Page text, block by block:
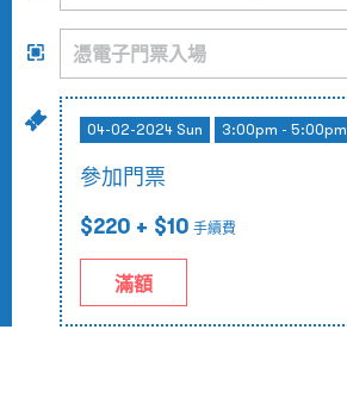
04-02-2024 Sun 3:00pm - 5:00pm
參加門票
$220 + $10 手續費
滿額